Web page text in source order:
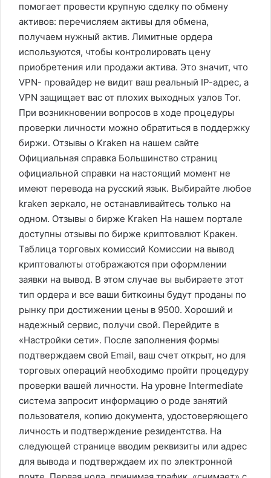
помогает провести крупную сделку по обмену
активов: перечисляем активы для обмена,
получаем нужный актив. Лимитные ордера
используются, чтобы контролировать цену
приобретения или продажи актива. Это значит, что
VPN- провайдер не видит ваш реальный IP-адрес, а
VPN защищает вас от плохих выходных узлов Tor.
При возникновении вопросов в ходе процедуры
проверки личности можно обратиться в поддержку
биржи. Отзывы о Kraken на нашем сайте
Официальная справка Большинство страниц
официальной справки на настоящий момент не
имеют перевода на русский язык. Выбирайте любое
kraken зеркало, не останавливайтесь только на
одном. Отзывы о бирже Kraken На нашем портале
доступны отзывы по бирже криптовалют Кракен.
Таблица торговых комиссий Комиссии на вывод
криптовалюты отображаются при оформлении
заявки на вывод. В этом случае вы выбираете этот
тип ордера и все ваши биткоины будут проданы по
рынку при достижении цены в 9500. Хороший и
надежный сервис, получи свой. Перейдите в
«Настройки сети». После заполнения формы
подтверждаем свой Email, ваш счет открыт, но для
торговых операций необходимо пройти процедуру
проверки вашей личности. На уровне Intermediate
система запросит информацию о роде занятий
пользователя, копию документа, удостоверяющего
личность и подтверждение резидентства. На
следующей странице вводим реквизиты или адрес
для вывода и подтверждаем их по электронной